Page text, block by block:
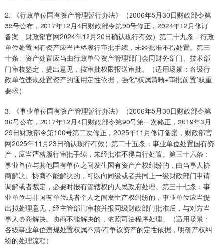
2. 《行政单位国有资产管理暂行办法》（2006年5月30日财政部令第
35号公布，2017年12月4日财政部令第90号修正，2024年12月修订
备案，财政部官网2024年12月20日确认现行有效）第二十九条：行政
单位处置国有资产应当严格履行审批手续，未经批准不得处置。第三
十条：资产处置应当由行政单位资产管理部门会同财务部门、技术部
门审核鉴定，提出意见，按审批权限报送审批。（适用场景：各级行
政单位违规处置资产的通用定性依据，强化“权属清晰+审批前置”双重
要求）
3. 《事业单位国有资产管理暂行办法》（2006年5月30日财政部令第
36号公布，2017年12月4日财政部令第90号第一次修正，2019年3月
29日财政部令第100号第二次修正，2025年11月修订备案，财政部官
网2025年11月23日确认现行有效）第二十五条：事业单位处置国有资
产，应当严格履行审批手续，未经批准不得自行处置。第三十六条：
事业单位与其他国有单位之间发生国有资产产权纠纷的，由当事人协
商解决。协商不能解决的，可以向同级或者共同上一级财政部门申请
调解或者裁定，必要时报有管辖权的人民政府处理。第三十七条：事
业单位与非国有单位或者个人之间发生产权纠纷的，事业单位应当提
出拟处理意见，经主管部门审核并报同级财政部门批准后，与对方当
事人协商解决。协商不能解决的，依照司法程序处理。（适用场景：
各级事业单位违规处置权属不清/有争议资产的定性依据，明确产权纠
纷的处理流程）